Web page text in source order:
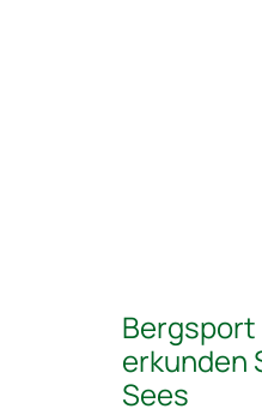
Bergsport
erkunden
Sees